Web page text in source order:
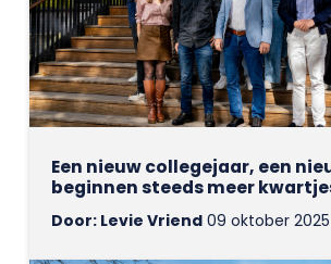
Een nieuw collegejaar, een
beginnen steeds meer
Door: Levie Vriend09 oktober 2025